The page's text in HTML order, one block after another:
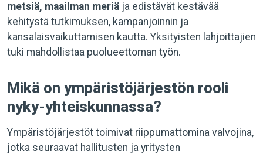
metsiä, maailman meriä ja edistävät kestävää
kehitystä tutkimuksen, kampanjoinnin ja
kansalaisvaikuttamisen kautta. Yksityisten lahjoittajien
tuki mahdollistaa puolueettoman työn.
Mikä on ympäristöjärjestön rooli
nyky-yhteiskunnassa?
Ympäristöjärjestöt toimivat riippumattomina valvojina,
jotka seuraavat hallitusten ja yritysten